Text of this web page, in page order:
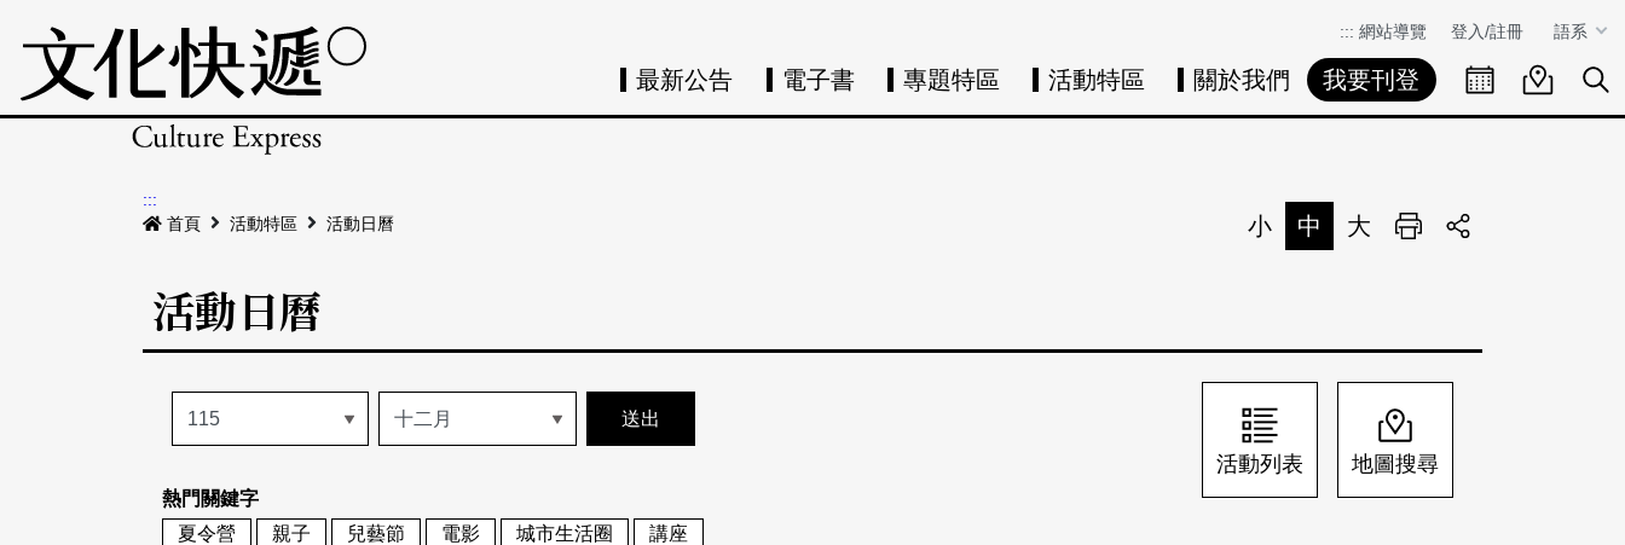
::: 網站導覽 登入/註冊 語系
最新公告 電子書 專題特區 活動特區 關於我們 我要刊登 活動日曆活動地圖展
:::
首頁
活動特區 活動日曆 小 中 大 列印
活動日曆
熱門關鍵字
夏令營
親子 兒藝節 電影 城市生活圈 講座
活動列表 地圖搜尋